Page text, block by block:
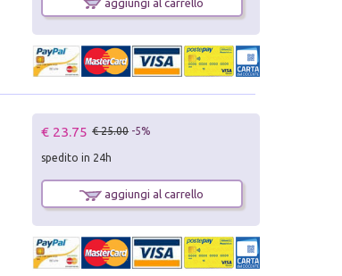
€ 23.75 € 25.00 -5%
spedito in 24h
aggiungi al carrello